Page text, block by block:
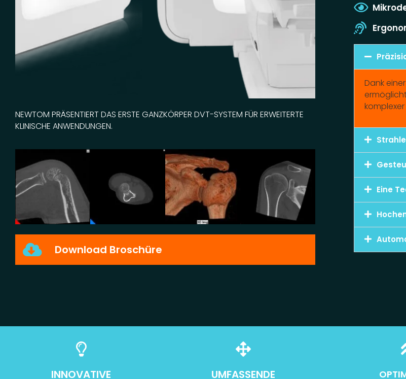
NEWTOM PRÄSENTIERT DAS ERSTE GANZKÖRPER DVT-SYSTEM FÜR ERWEITERTE
KLINISCHE ANWENDUNGEN.
Download Broschüre
Dank
Eine
INNOVATIVE UMFASSENDE